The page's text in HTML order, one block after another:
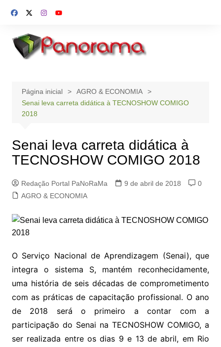
para
conteúdo
Página inicial
AGRO & ECONOMIA
Senai leva carreta didática à TECNOSHOW COMIGO
2018
Senai leva carreta didática à
TECNOSHOW COMIGO 2018
Redação Portal PaNoRaMa 9 de abril de 2018
0
AGRO & ECONOMIA
O Serviço Nacional de Aprendizagem (Senai), que
integra o sistema S, mantém reconhecidamente,
uma história de seis décadas de comprometimento
com as práticas de capacitação profissional. O ano
de 2018 será o primeiro a contar com a
participação do Senai na TECNOSHOW COMIGO, a
ser realizada entre os dias 9 e 13 de abril, em Rio